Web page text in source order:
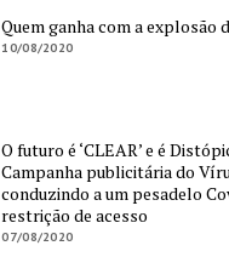
Quem ganha com a explosão
10/08/2020
O futuro é ‘CLEAR’ e é
Campanha publicitária do
conduzindo a um pesadelo
restrição de acesso
07/08/2020